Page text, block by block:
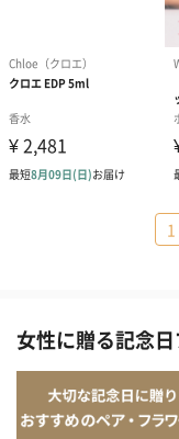
1
女性に贈る記念